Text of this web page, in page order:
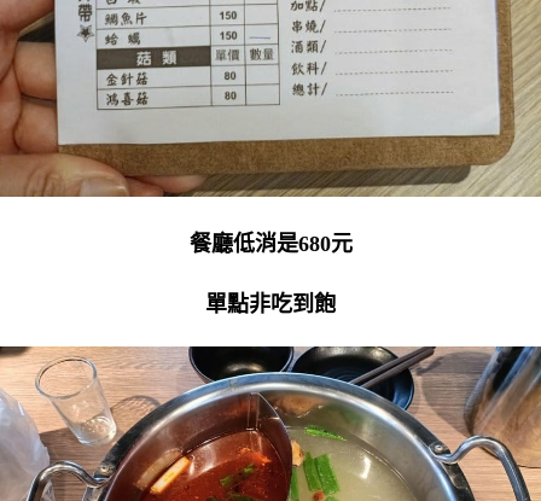
餐廳低消是680元
單點非吃到飽